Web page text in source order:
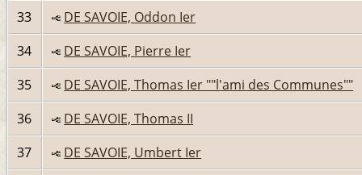
33
DE SAVOIE, Oddon Ier
34
DE SAVOIE, Pierre Ier
35
DE SAVOIE, Thomas Ier ""l'ami des Communes""
36
DE SAVOIE, Thomas II
37
DE SAVOIE, Umbert Ier